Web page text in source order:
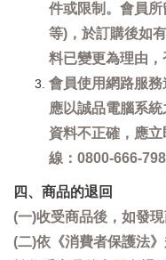
件或限制。會員
等)，於訂購後如
料已變更為理由，
會員使用網路服務
應以誠品電腦系
資料不正確，應
線：0800-666-
四、商品的退回
(一)收受商品後，如發
(二)依《消費者保護法